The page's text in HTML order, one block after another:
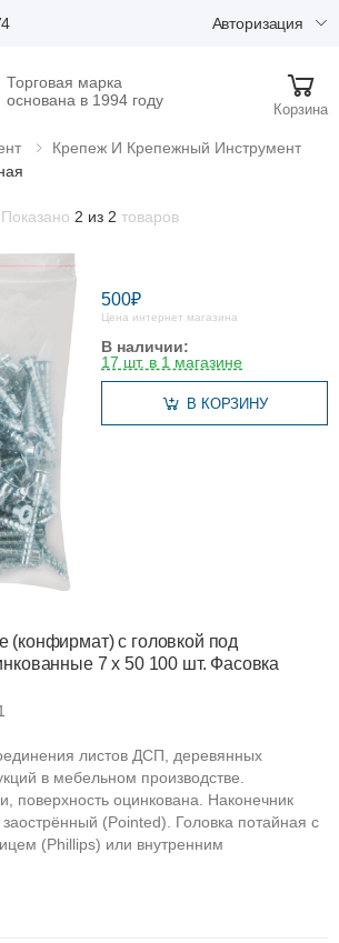
Авторизация
Торговая марка
основана в 1994 году
Корзина
Крепеж И Крепежный Инструмент
Показано 2 из 2 товаров
500₽
Цена интернет магазина
В наличии:
17 шт. в 1 магазине
В КОРЗИНУ
(конфирмат) с головкой под
7 х 50 100 шт. Фасовка
листов ДСП, деревянных
в мебельном производстве.
поверхность оцинкована. Наконечник
(Pointed). Головка потайная с
(Phillips) или внутренним